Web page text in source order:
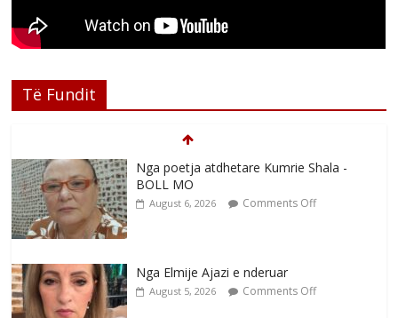
Të Fundit
Nga poetja atdhetare Kumrie Shala -
BOLL MO
August 6, 2026 Comments Off
Nga Elmije Ajazi e nderuar
August 5, 2026 Comments Off